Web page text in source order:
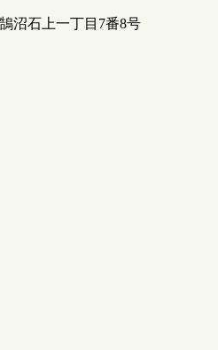
沼石上一丁目7番8号